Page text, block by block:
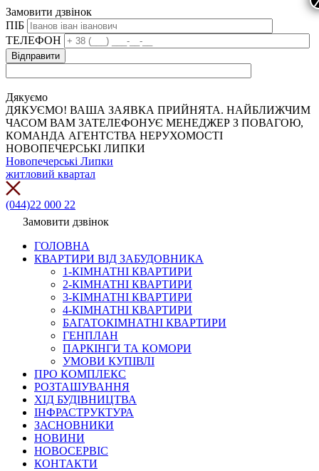
Замовити дзвінок
ПІБ
ТЕЛЕФОН
Дякуємо
ДЯКУЄМО! ВАША ЗАЯВКА ПРИЙНЯТА. НАЙБЛИЖЧИМ
ЧАСОМ ВАМ ЗАТЕЛЕФОНУЄ МЕНЕДЖЕР З ПОВАГОЮ,
КОМАНДА АГЕНТСТВА НЕРУХОМОСТІ
НОВОПЕЧЕРСЬКІ ЛИПКИ
Новопечерські Липки
житловий квартал
(044)22 000 22
Замовити дзвінок
ГОЛОВНА
КВАРТИРИ ВІД ЗАБУДОВНИКА
1-КІМНАТНІ КВАРТИРИ
2-КІМНАТНІ КВАРТИРИ
3-КІМНАТНІ КВАРТИРИ
4-КІМНАТНІ КВАРТИРИ
БАГАТОКІМНАТНІ КВАРТИРИ
ГЕНПЛАН
ПАРКІНГИ ТА КОМОРИ
УМОВИ КУПІВЛІ
ПРО КОМПЛЕКС
РОЗТАШУВАННЯ
ХІД БУДІВНИЦТВА
ІНФРАСТРУКТУРА
ЗАСНОВНИКИ
НОВИНИ
НОВОСЕРВІС
КОНТАКТИ